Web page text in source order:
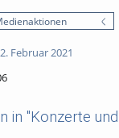
Februar 2021
in "Konzerte